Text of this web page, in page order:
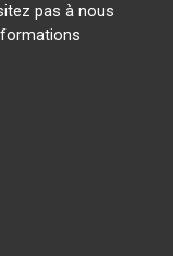
pas à nous